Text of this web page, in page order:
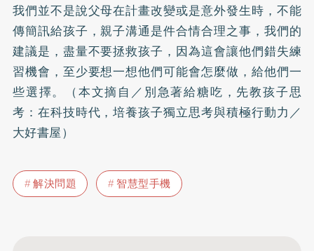
我們並不是說父母在計畫改變或是意外發生時，不能
傳簡訊給孩子，親子溝通是件合情合理之事，我們的
建議是，盡量不要拯救孩子，因為這會讓他們錯失練
習機會，至少要想一想他們可能會怎麼做，給他們一
些選擇。（本文摘自／別急著給糖吃，先教孩子思
考：在科技時代，培養孩子獨立思考與積極行動力／
大好書屋）
解決問題 智慧型手機